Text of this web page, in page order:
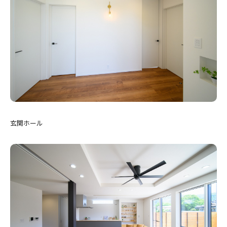
玄関ホール